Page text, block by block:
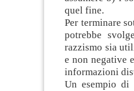
quel fine.
Per terminare
potrebbe
razzismo sia
e non negative
informazioni
Un esempio di